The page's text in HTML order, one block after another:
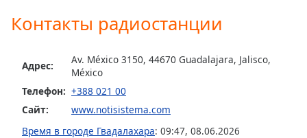
Opacity
Caption
Background
Color
Контакты радиостанции
Адрес:
Av. México 3150, 44670 Guadalajara, Jalisco,
México
Телефон: +388 021 00
Сайт:
www.notisistema.com
Время в городе Гвадалахара: 09:47, 08.06.2026